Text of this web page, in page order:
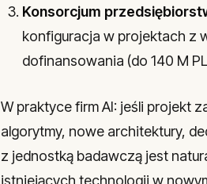
Konsorcjum
konfiguracja w projektach z
dofinansowania (do 140 M
W praktyce firm AI: jeśli projekt
algorytmy, nowe architektury,
z jednostką badawczą jest
istniejących technologii w